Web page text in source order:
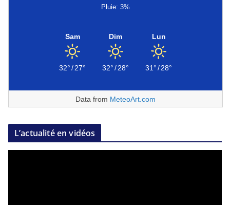
Pluie: 3%
Sam
32°/27°
Dim
32°/28°
Lun
31°/28°
Data from MeteoArt.com
L’actualité en vidéos